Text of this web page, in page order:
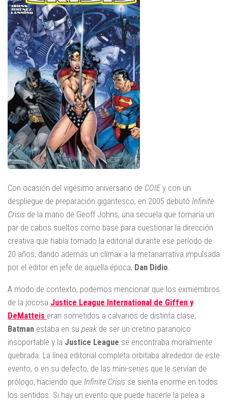
Con ocasión del vigésimo aniversario de COIEy con un
despliegue de preparación gigantesco, en 2005 debutó Infinite
Crisis de la mano de Geoff Johns, una secuela que tomaría un
par de cabos sueltos como base para cuestionar la dirección
creativa que había tomado la editorial durante ese período de
20 años, dando además un clímax a la metanarrativa impulsada
por el editor en jefe de aquella época, Dan Didio
A modo de contexto, podemos mencionar que los exmiembros
de la jocosa Justice League International de Giffen y
DeMatteis eran sometidos a calvarios de distinta clase,
Batman estaba en su peak de ser un cretino paranoico
insoportable y la Justice League se encontraba moralmente
quebrada. La línea editorial completa orbitaba alrededor de este
evento, o en su defecto, de las mini-series que le servían de
prólogo, haciendo que Infinite Crisis se sienta enorme en todos
los sentidos. Si hay un evento que puede hacerle la pelea a